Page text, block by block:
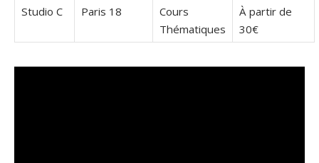
Studio C
Paris 18
Cours
Thématiques
À partir de
30€